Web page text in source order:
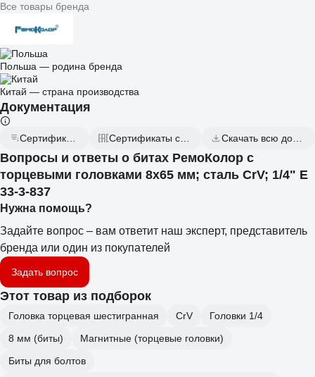
Все товары бренда
Польша — родина бренда
Китай — страна производства
Документация
Сертификаты соответствия
Вопросы и ответы о битах РемоКолор с
торцевыми головками 8х65 мм; сталь CrV; 1/4" Е
33-3-837
Нужна помощь?
Задайте вопрос – вам ответит наш эксперт, представитель
бренда или один из покупателей
Задать вопрос
Этот товар из подборок
Головка торцевая шестигранная CrV
Головки 1/4
8 мм (биты)
Магнитные (торцевые головки)
Биты для болтов